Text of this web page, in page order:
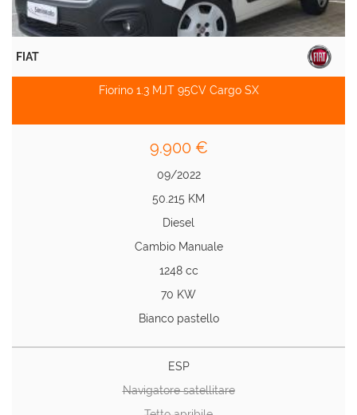
FIAT
Fiorino 1.3 MJT 95CV Cargo SX
9.900 €
09/2022
50.215 KM
Diesel
Cambio Manuale
1248 cc
70 KW
Bianco pastello
ESP
Navigatore satellitare